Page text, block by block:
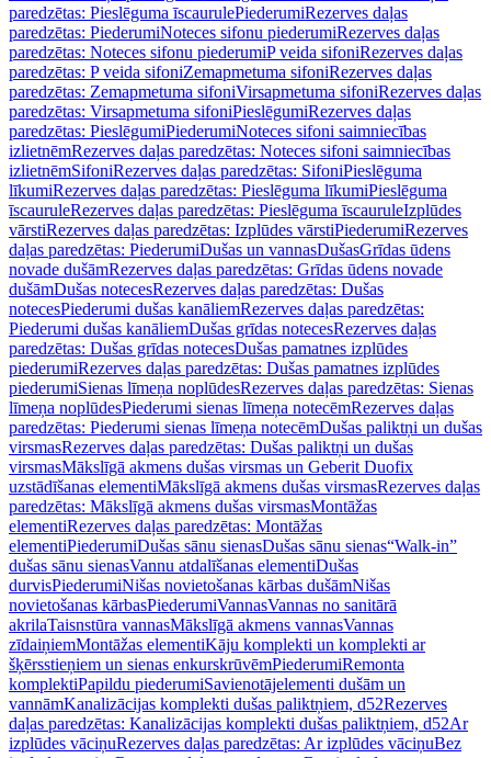
paredzētas: Pieslēguma īscaurulePiederumiRezerves daļas
paredzētas: PiederumiNoteces sifonu piederumiRezerves daļas
paredzētas: Noteces sifonu piederumiP veida sifoniRezerves daļas
paredzētas: P veida sifoniZemapmetuma sifoniRezerves daļas
paredzētas: Zemapmetuma sifoniVirsapmetuma sifoniRezerves daļas
paredzētas: Virsapmetuma sifoniPieslēgumiRezerves daļas
paredzētas: PieslēgumiPiederumiNoteces sifoni saimniecības
izlietnēmRezerves daļas paredzētas: Noteces sifoni saimniecības
izlietnēmSifoniRezerves daļas paredzētas: SifoniPieslēguma
līkumiRezerves daļas paredzētas: Pieslēguma līkumiPieslēguma
īscauruleRezerves daļas paredzētas: Pieslēguma īscauruleIzplūdes
vārstiRezerves daļas paredzētas: Izplūdes vārstiPiederumiRezerves
daļas paredzētas: PiederumiDušas un vannasDušasGrīdas ūdens
novade dušāmRezerves daļas paredzētas: Grīdas ūdens novade
dušāmDušas notecesRezerves daļas paredzētas: Dušas
notecesPiederumi dušas kanāliemRezerves daļas paredzētas:
Piederumi dušas kanāliemDušas grīdas notecesRezerves daļas
paredzētas: Dušas grīdas notecesDušas pamatnes izplūdes
piederumiRezerves daļas paredzētas: Dušas pamatnes izplūdes
piederumiSienas līmeņa noplūdesRezerves daļas paredzētas: Sienas
līmeņa noplūdesPiederumi sienas līmeņa notecēmRezerves daļas
paredzētas: Piederumi sienas līmeņa notecēmDušas paliktņi un dušas
virsmasRezerves daļas paredzētas: Dušas paliktņi un dušas
virsmasMākslīgā akmens dušas virsmas un Geberit Duofix
uzstādīšanas elementiMākslīgā akmens dušas virsmasRezerves daļas
paredzētas: Mākslīgā akmens dušas virsmasMontāžas
elementiRezerves daļas paredzētas: Montāžas
elementiPiederumiDušas sānu sienasDušas sānu sienas“Walk-in”
dušas sānu sienasVannu atdalīšanas elementiDušas
durvisPiederumiNišas novietošanas kārbas dušāmNišas
novietošanas kārbasPiederumiVannasVannas no sanitārā
akrilaTaisnstūra vannasMākslīgā akmens vannasVannas
zīdaiņiemMontāžas elementiKāju komplekti un komplekti ar
šķērsstieņiem un sienas enkurskrūvēmPiederumiRemonta
komplektiPapildu piederumiSavienotājelementi dušām un
vannāmKanalizācijas komplekti dušas paliktņiem, d52Rezerves
daļas paredzētas: Kanalizācijas komplekti dušas paliktņiem, d52Ar
izplūdes vāciņuRezerves daļas paredzētas: Ar izplūdes vāciņuBez